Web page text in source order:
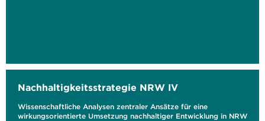
Nachhaltigkeitsstrategie NRW IV
Wissenschaftliche Analysen zentraler Ansätze für eine
wirkungsorientierte Umsetzung nachhaltiger Entwicklung in NRW